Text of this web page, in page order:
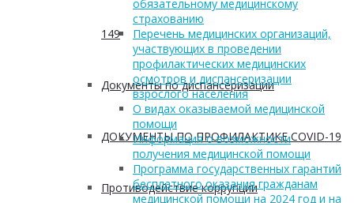
149
Документы по диспансеризации
ДОКУМЕНТЫ ПО ПРОФИЛАКТИКЕ COVID-19
Противодействие коррупции
обязательному медицинскому
страхованию
Перечень медицинских организаций,
участвующих в проведении
профилактических медицинских
осмотров и диспансеризации
взрослого населения
О видах оказываемой медицинской
помощи
Информация о возможности
получения медицинской помощи
Программа государственных гарантий
бесплатного оказания гражданам
медицинской помощи на 2024 год и на